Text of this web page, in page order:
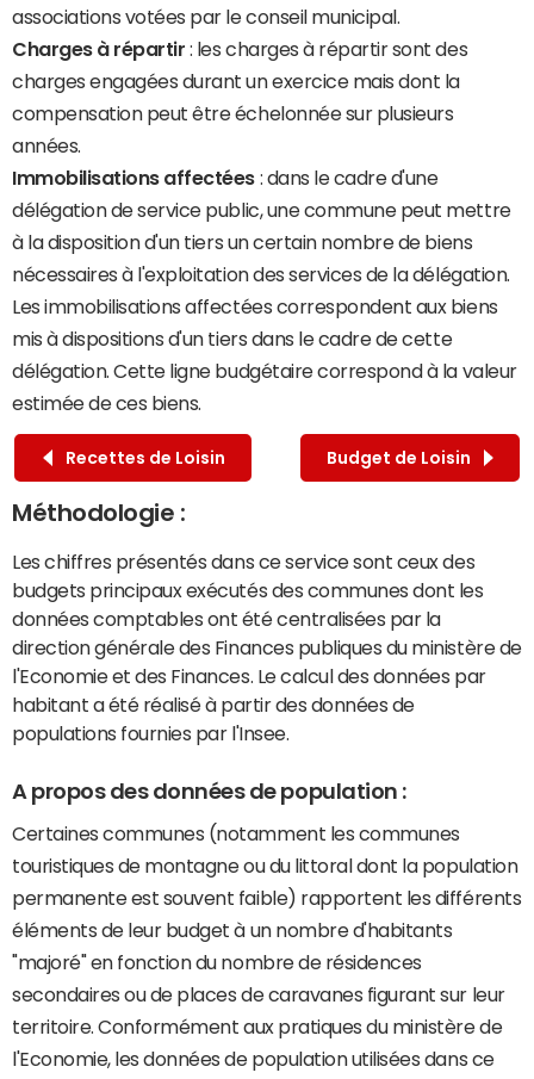
associations votées par le conseil municipal.
Charges à répartir : les charges à répartir sont des
charges engagées durant un exercice mais dont la
compensation peut être échelonnée sur plusieurs
années.
Immobilisations affectées : dans le cadre d'une
délégation de service public, une commune peut mettre
à la disposition d'un tiers un certain nombre de biens
nécessaires à l'exploitation des services de la délégation.
Les immobilisations affectées correspondent aux biens
mis à dispositions d'un tiers dans le cadre de cette
délégation. Cette ligne budgétaire correspond à la valeur
estimée de ces biens.
Recettes de Loisin Budget de Loisin
Méthodologie :
Les chiffres présentés dans ce service sont ceux des
budgets principaux exécutés des communes dont les
données comptables ont été centralisées par la
direction générale des Finances publiques du ministère de
l'Economie et des Finances. Le calcul des données par
habitant a été réalisé à partir des données de
populations fournies par l'Insee.
A propos des données de population :
Certaines communes (notamment les communes
touristiques de montagne ou du littoral dont la population
permanente est souvent faible) rapportent les différents
éléments de leur budget à un nombre d'habitants
"majoré" en fonction du nombre de résidences
secondaires ou de places de caravanes figurant sur leur
territoire. Conformément aux pratiques du ministère de
l'Economie, les données de population utilisées dans ce